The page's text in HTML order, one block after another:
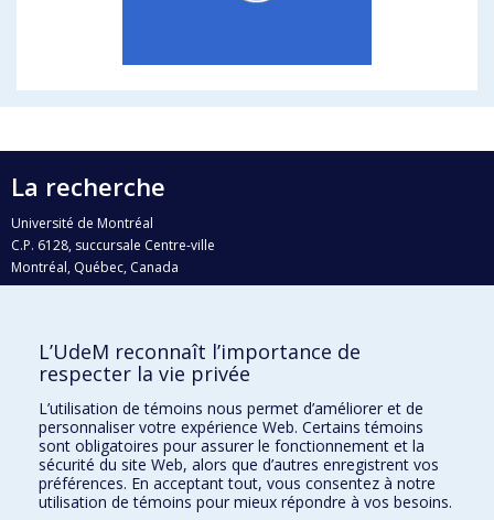
La recherche
Université de Montréal
C.P. 6128, succursale Centre-ville
Montréal, Québec, Canada
H3C 3J7
Qui fait quoi?
Nous trouver
Plan du site
Accessibilité
L’UdeM reconnaît l’importance de
respecter la vie privée
L’utilisation de témoins nous permet d’améliorer et de
personnaliser votre expérience Web. Certains témoins
sont obligatoires pour assurer le fonctionnement et la
sécurité du site Web, alors que d’autres enregistrent vos
préférences. En acceptant tout, vous consentez à notre
utilisation de témoins pour mieux répondre à vos besoins.